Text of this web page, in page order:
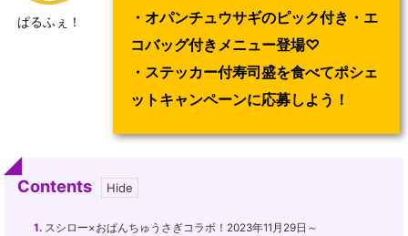
ぱるふぇ！
・オパンチュウサギのピック付き・エ
コバッグ付きメニュー登場♡
・ステッカー付寿司盛を食べてポシェ
ットキャンペーンに応募しよう！
Contents
1. スシロー×おぱんちゅうさぎコラボ！2023年11月29日～